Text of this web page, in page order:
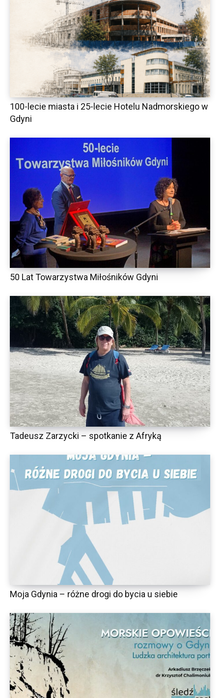
100-lecie miasta i 25-lecie Hotelu Nadmorskiego w
Gdyni
50 Lat Towarzystwa Miłośników Gdyni
Tadeusz Zarzycki – spotkanie z Afryką
Moja Gdynia – różne drogi do bycia u siebie